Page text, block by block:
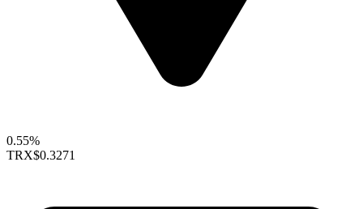
0.55%
TRX$0.3271